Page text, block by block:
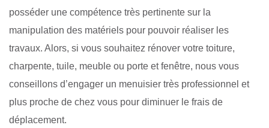
posséder une compétence très pertinente sur la
manipulation des matériels pour pouvoir réaliser les
travaux. Alors, si vous souhaitez rénover votre toiture,
charpente, tuile, meuble ou porte et fenêtre, nous vous
conseillons d’engager un menuisier très professionnel et
plus proche de chez vous pour diminuer le frais de
déplacement.